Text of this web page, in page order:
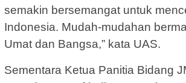
semakin bersemangat untuk
Indonesia. Mudah-mudahan
Umat dan Bangsa,” kata UAS.
Sementara Ketua Panitia Bidang